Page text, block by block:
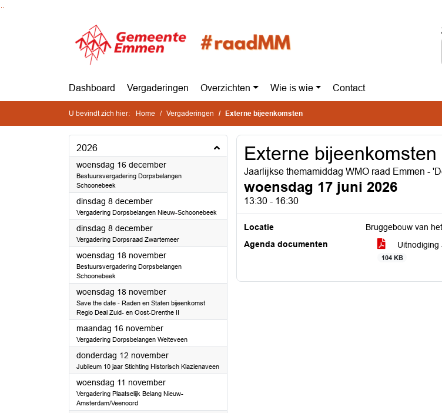
Dashboard Vergaderingen Overzichten Wie is wie Contact
U bevindt zich hier: Home Vergaderingen Externe bijeenkomsten
2026
woensdag 16 december2026
Bestuursvergadering Dorpsbelangen
Schoonebeek
dinsdag 8 december2026
Vergadering Dorpsbelangen Nieuw-Schoonebeek
dinsdag 8 december2026
Vergadering Dorpsraad Zwartemeer
woensdag 18 november2026
Bestuursvergadering Dorpsbelangen
Schoonebeek
woensdag 18 november2026
Save the date - Raden en Staten bijeenkomst
Regio Deal Zuid- en Oost-Drenthe II
maandag 16 november2026
Vergadering Dorpsbelangen Weiteveen
donderdag 12 november2026
Jubileum 10 jaar Stichting Historisch Klazienaveen
woensdag 11 november2026
Vergadering Plaatselijk Belang Nieuw-
Amsterdam/Veenoord
Externe bijeenkomsten
Jaarlijkse themamiddag WMO raad Emmen -
woensdag 17 juni 2026
13:30 - 16:30
Locatie
Bruggebouw van
Agenda documenten
104 KB